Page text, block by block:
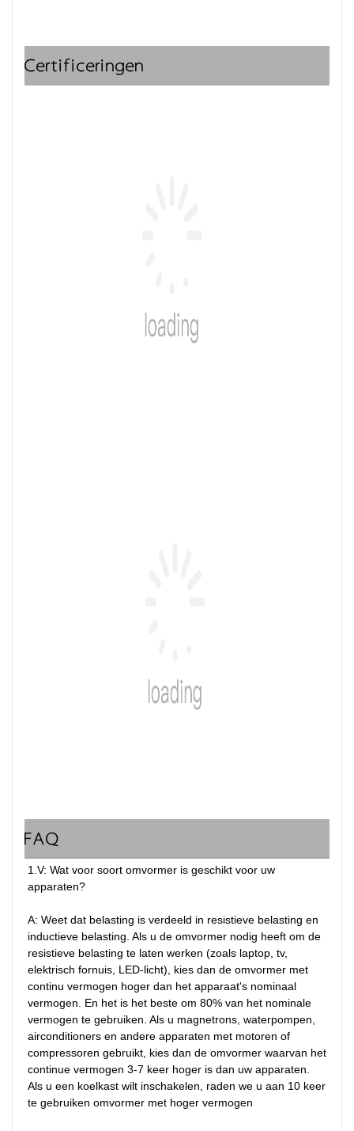
Certificeringen
FAQ
1.V: Wat voor soort omvormer is geschikt voor uw
apparaten?
A: Weet dat belasting is verdeeld in resistieve belasting en
inductieve belasting. Als u de omvormer nodig heeft om de
resistieve belasting te laten werken (zoals laptop, tv,
elektrisch fornuis, LED-licht), kies dan de omvormer met
continu vermogen hoger dan het apparaat's nominaal
vermogen. En het is het beste om 80% van het nominale
vermogen te gebruiken. Als u magnetrons, waterpompen,
airconditioners en andere apparaten met motoren of
compressoren gebruikt, kies dan de omvormer waarvan het
continue vermogen 3-7 keer hoger is dan uw apparaten.
Als u een koelkast wilt inschakelen, raden we u aan 10 keer
te gebruiken omvormer met hoger vermogen